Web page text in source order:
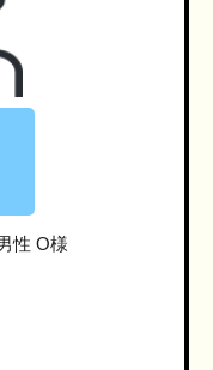
性 O様